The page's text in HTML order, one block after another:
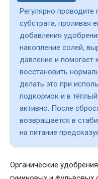
Регулярно проводите
субстрата, проливая
добавления
накопление солей,
давление и помогает
восстановить
делать это при
подкормок и в
активно. После
возвращается в
на питание
Органические